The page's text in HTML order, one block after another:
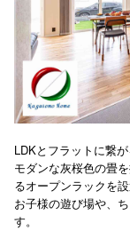
LDKとフラットに繋
モダンな灰桜色の畳
るオープンラックを設
お子様の遊び場や、
す。